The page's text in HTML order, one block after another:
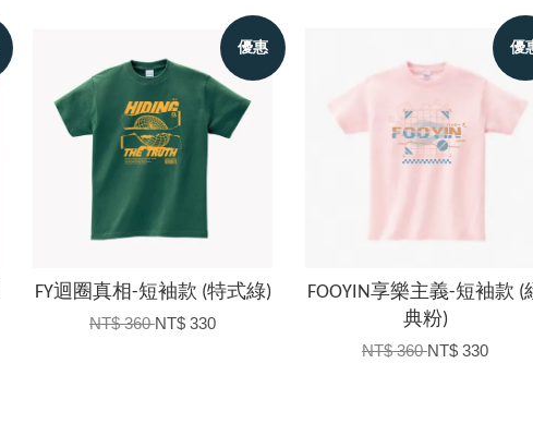
優惠
FY迴圈真相-短袖款 (特式綠)
NT$ 360NT$ 330
優
FOOYIN享樂主義-短袖款 (
典粉)
NT$ 360NT$ 330